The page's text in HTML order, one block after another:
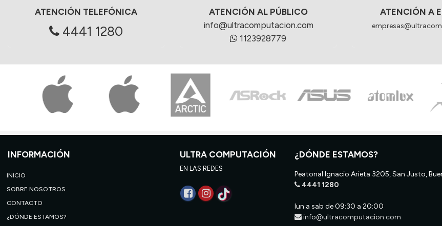
ATENCIÓN TELEFÓNICA
4441 1280
ATENCIÓN AL PÚBLICO
info@ultracomputacion.com
1123928779
ATENCIÓN A
INFORMACIÓN
INICIO
SOBRE NOSOTROS
CONTACTO
¿DÓNDE ESTAMOS?
ULTRA COMPUTACIÓN
EN LAS REDES
¿DÓNDE ESTAMOS?
Peatonal Ignacio Arieta 3205, San Justo,
4441 1280
lun a sab de 09:30 a 20:00
info@ultracomputacion.com